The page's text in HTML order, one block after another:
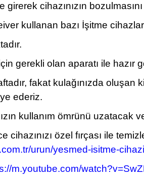
cihazınızın
kullanan bazı İşitme
gerekli olan aparatı ile hazır
fakat kulağınızda oluşan
ederiz.
kullanım ömrünü
özel fırçası ile
urun/yesmed-isitme-
m.youtube.com/